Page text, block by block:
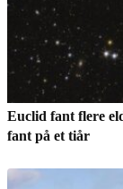
Euclid fant flere
fant på et tiår